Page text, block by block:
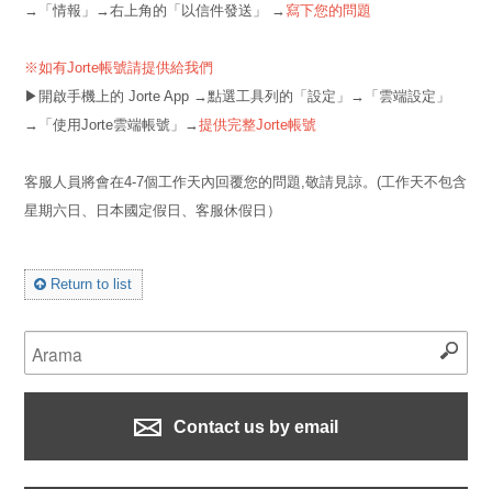
→「情報」→右上角的「以信件發送」 →寫下您的問題
※如有Jorte帳號請提供給我們
▶︎開啟手機上的 Jorte App →點選工具列的「設定」→「雲端設定」
→「使用Jorte雲端帳號」→提供完整Jorte帳號
客服人員將會在4-7個工作天內回覆您的問題,敬請見諒。(工作天不包含
星期六日、日本國定假日、客服休假日）
Return to list
Contact us by email